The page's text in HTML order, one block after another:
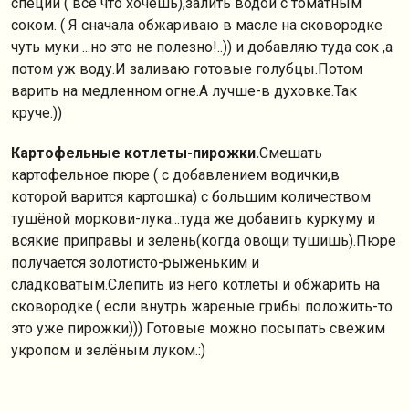
соком. ( Я сначала обжариваю в масле на сковородке
чуть муки ...но это не полезно!..)) и добавляю туда сок ,а
потом уж воду.И заливаю готовые голубцы.Потом
варить на медленном огне.А лучше-в духовке.Так
круче.))
Картофельные котлеты-пирожки.Смешать
картофельное пюре ( с добавлением водички,в
которой варится картошка) с большим количеством
тушёной моркови-лука...туда же добавить куркуму и
всякие приправы и зелень(когда овощи тушишь).Пюре
получается золотисто-рыженьким и
сладковатым.Слепить из него котлеты и обжарить на
сковородке.( если внутрь жареные грибы положить-то
это уже пирожки))) Готовые можно посыпать свежим
укропом и зелёным луком.:)